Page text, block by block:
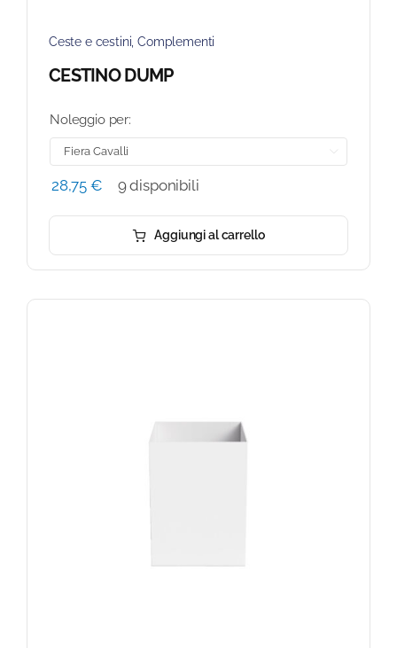
Ceste e cestini ,Complementi
CESTINO DUMP
Noleggio per:
28,75 € 9 disponibili
Aggiungi al carrello